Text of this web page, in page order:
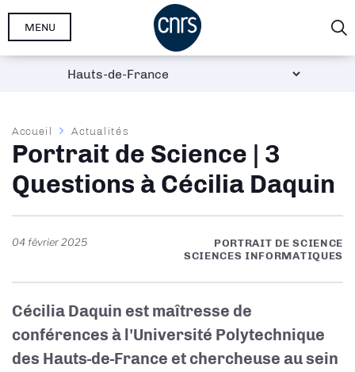
Aller
MENU
Fil
d'Ariane
Accueil Actualités
Portrait de Science | 3
Questions à Cécilia Daquin
04 février 2025
PORTRAIT DE SCIENCE
SCIENCES INFORMATIQUES
Cécilia Daquin est maîtresse de
conférences à l'Université Polytechnique
des Hauts-de-France et chercheuse au sein